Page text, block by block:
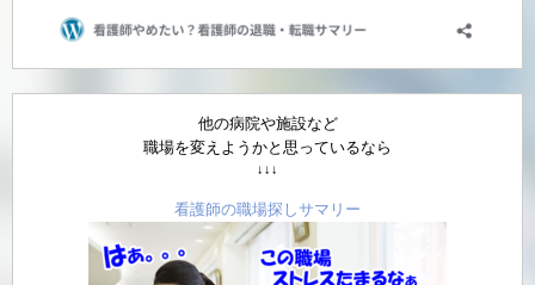
他の病院や施設など
職場を変えようかと思っているなら
↓↓↓
看護師の職場探しサマリー